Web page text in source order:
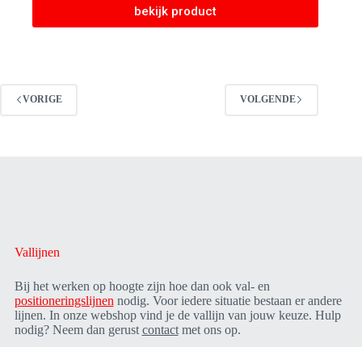
bekijk product
VORIGE VOLGENDE
Vallijnen
Bij het werken op hoogte zijn hoe dan ook val- en
positioneringslijnen nodig. Voor iedere situatie bestaan er andere
lijnen. In onze webshop vind je de vallijn van jouw keuze. Hulp
nodig? Neem dan gerust contactmet ons op.